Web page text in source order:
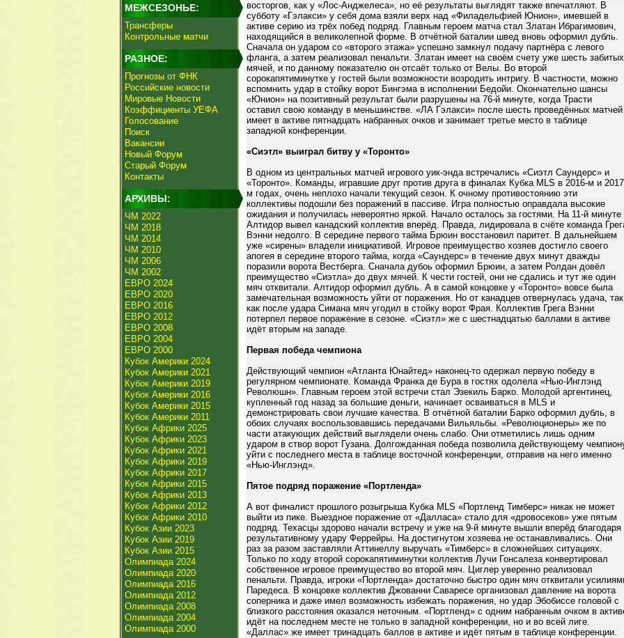
МЕЖСЕЗОНЬЕ:
Трансферы
Контрольные матчи
РАЗНОЕ:
Прогнозы от ФНК
Российские новости
Мировые Новости
Коэффициенты УЕФА
Голосование
Поиск
Вакансии
Новый Форум
Старый Форум
Контакты
АРХИВЫ:
ЧМ 2022
ЧМ 2018
ЧМ 2014
ЧМ 2010
ЧМ 2006
ЧМ 2002
ЕВРО 2024
ЕВРО 2020
ЕВРО 2016
ЕВРО 2012
ЕВРО 2008
ЕВРО 2004
ЕВРО 2000
Кубок Америки 2024
Кубок Америки 2021
Кубок Америки 2019
Кубок Америки 2016
Кубок Америки 2015
Кубок Америки 2011
Кубок Африки 2025
Кубок Африки 2023
Кубок Африки 2021
Кубок Африки 2019
Кубок Африки 2017
Кубок Африки 2015
Кубок Африки 2013
Кубок Африки 2012
Кубок Африки 2010
Кубок Азии 2023
Кубок Азии 2019
Кубок Азии 2015
Олимпиада 2024
Олимпиада 2020
Олимпиада 2016
Олимпиада 2012
Олимпиада 2008
Олимпиада 2004
Олимпиада 2000
восторгов, как у «Лос-Анджелеса», но её результаты выглядят также впечатляют. В
субботу «Гэлакси» у себя дома взяли верх над «Филадельфией Юнион», имевшей в
активе серию из трёх побед подряд. Главным героем матча стал Златан Ибрагимович,
находящийся в великолепной форме. В отчётной баталии швед вновь оформил дубль.
Сначала он ударом со «второго этажа» успешно замкнул подачу партнёра с левого
фланга, а затем реализовал пенальти. Златан имеет на своём счету уже шесть забитых
мячей, и по данному показателю он отсаёт только от Велы. Во второй
сорокапятиминутке у гостей были возможности возродить интригу. В частности, можно
вспомнить удар в стойку ворот Бингэма в исполнении Бедойи. Окончательно шансы
«Юнион» на позитивный результат были разрушены на 76-й минуте, когда Трасти
оставил свою команду в меньшинстве. «ЛА Гэлакси» после шесть проведённых матчей
имеет в активе пятнадцать набранных очков и занимает третье место в таблице
западной конференции.
«Сиэтл» выиграл битву у «Торонто»
В одном из центральных матчей игрового уик-энда встречались «Сиэтл Саундерс» и
«Торонто». Команды, игравшие друг против друга в финалах Кубка MLS в 2016-м и
м годах, очень неплохо начали текущий сезон. К очному противостоянию эти
коллективы подошли без поражений в пассиве. Игра полностью оправдала высокие
ожидания и получилась невероятно яркой. Начало осталось за гостями. На 11-й минуте
Алтидор вывел канадский коллектив вперёд. Правда, лидировала в счёте команда
Вэнни недолго. В середине первого тайма Брюин восстановил паритет. В дальнейшем
уже «сирены» владели инициативой. Игровое преимущество хозяев достигло своего
апогея в середине второго тайма, когда «Саундерс» в течение двух минут дважды
поразили ворота Вестберга. Сначала дубоь оформил Брюин, а затем Ролдан довёл
преимущество «Сиэтла» до двух мячей. К чести гостей, они не сдались и тут же один
мяч отквитали. Алтидор оформил дубль. А в самой концовке у «Торонто» вовсе была
замечательная возможность уйти от поражения. Но от канадцев отвернулась удача, так
как после удара Симана мяч угодил в стойку ворот Фрая. Коллектив Грега Вэнни
потерпел первое поражение в сезоне. «Сиэтл» же с шестнадцатью баллами в активе
идёт вторым на западе.
Первая победа чемпиона
Действующий чемпион «Атланта Юнайтед» наконец-то одержал первую победу в
регулярном чемпионате. Команда Франка де Бура в гостях одолела «Нью-Инглэнд
Революшн». Главным героем этой встречи стал Эзекиль Барко. Молодой аргентинец,
купленный год назад за большие деньги, начинает осваиваться в MLS и
демонстрировать свои лучшие качества. В отчётной баталии Барко оформил дубль, в
обоих случаях воспользовавшись передачами Вильяльбы. «Революционеры» же по
части атакующих действий выглядели очень слабо. Они отметились лишь одним
ударом в створ ворот Гузана. Долгожданная победа позволила действующему
уйти с последнего места в таблице восточной конференции, отправив на него именно
«Нью-Инглэнд».
Пятое подряд поражение «Портленда»
А вот финалист прошлого розыгрыша Кубка MLS «Портленд Тимберс» никак не может
выйти из пике. Выездное поражение от «Далласа» стало для «дровосеков» уже пятым
подряд. Техасцы здорово начали встречу и уже на 9-й минуте вышли вперёд благодаря
результативному удару Феррейры. На достигнутом хозяева не останавливались. Они
раз за разом заставляли Аттинеллу выручать «Тимберс» в сложнейших ситуациях.
Только по ходу второй сорокапятиминутки коллектив Лучи Гонсалеза конвертировал
собственное игровое преимущество во второй мяч. Циглер уверенно реализовал
пенальти. Правда, игроки «Портленда» достаточно быстро один мяч отквитали
Паредеса. В концовке коллектив Джованни Саваресе организовал давление на ворота
соперника и даже имел возможность избежать поражения, но удар Эбобиссе головой с
близкого расстояния оказался неточным. «Портленд» с одним набранным очком в
идёт на последнем месте не только в западной конференции, но и во всей лиге.
«Даллас» же имеет тринадцать баллов в активе и идёт пятым в таблице конференции.